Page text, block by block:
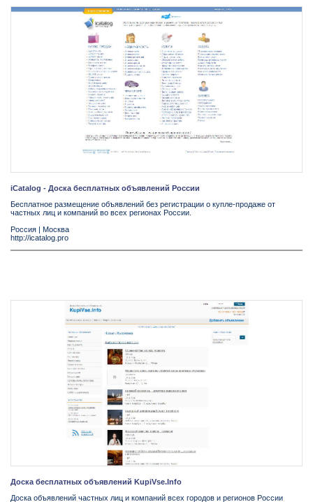
iCatalog - Доска бесплатных объявлений России
Бесплатное размещение объявлений без регистрации о купле-продаже от
частных лиц и компаний во всех регионах России.
Россия | Москва
http://icatalog.pro
Доска бесплатных объявлений KupiVse.Info
Доска объявлений частных лиц и компаний всех городов и регионов России